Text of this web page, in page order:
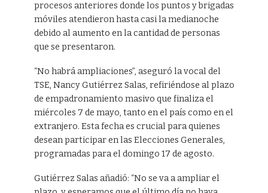
procesos anteriores donde los puntos y brigadas
móviles atendieron hasta casi la medianoche
debido al aumento en la cantidad de personas
que se presentaron.
“No habrá ampliaciones”, aseguró la vocal del
TSE, Nancy Gutiérrez Salas, refiriéndose al plazo
de empadronamiento masivo que finaliza el
miércoles 7 de mayo, tanto en el país como en el
extranjero. Esta fecha es crucial para quienes
desean participar en las Elecciones Generales,
programadas para el domingo 17 de agosto.
Gutiérrez Salas añadió: “No se va a ampliar el